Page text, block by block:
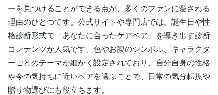
ーを見つけることができる点が、多くのファンに愛される
理由のひとつです。公式サイトや専門店では、誕生日や性
格診断形式で「あなたに合ったケアベア」を導き出す診断
コンテンツが人気です。色やお腹のシンボル、キャラクタ
ーごとのテーマが細かく設定されており、自分自身の性格
や今の気持ちに近いベアを選ぶことで、日常の気分転換や
贈り物選びにも役立ちます。